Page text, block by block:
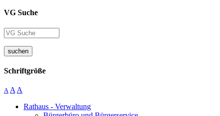
VG Suche
suchen
Schriftgröße
A A A
Rathaus - Verwaltung